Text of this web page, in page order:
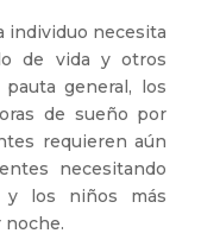
individuo necesita
de vida y otros
general, los
de sueño por
requieren aún
necesitando
y los niños más
noche.